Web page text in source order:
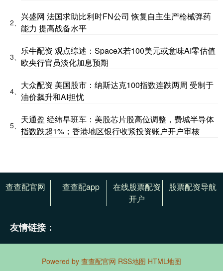
2、
兴盛网 法国求助比利时FN公司 恢复自主生产枪械弹药
能力 提高战备水平
3、
乐牛配资 观点综述：SpaceX若100美元或意味AI零估值
欧央行官员淡化加息预期
4、
大众配资 美国股市：纳斯达克100指数连跌两周 受制于
油价飙升和AI担忧
5、
天通盈 经纬早班车：美股芯片股高位调整，费城半导体
指数跌超1%；香港地区银行收紧投资账户开户审核
查查配官网 查查配app
在线股票配资
开户
股票配资导航
友情链接：
Powered by 查查配官网 RSS地图 HTML地图